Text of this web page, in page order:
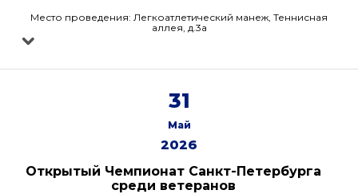
Место проведения: Легкоатлетический манеж, Теннисная
аллея, д.3а
31
Май
2026
Открытый Чемпионат Санкт-Петербурга
среди ветеранов